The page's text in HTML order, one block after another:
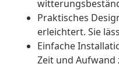
Praktisches
erleichtert. Sie
Einfache
Zeit und Aufwand